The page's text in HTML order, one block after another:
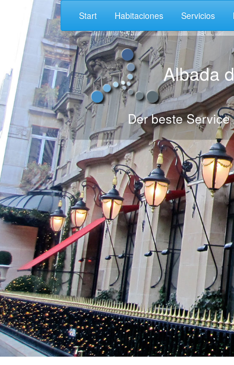
Start Habitaciones Servicios
Albada
Der beste